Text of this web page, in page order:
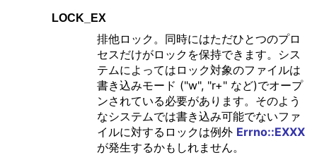
LOCK_EX
排他ロック。同時にはただひとつのプロ
セスだけがロックを保持できます。シス
テムによってはロック対象のファイルは
書き込みモード ("w", "r+" など)でオープ
ンされている必要があります。そのよう
なシステムでは書き込み可能でないファ
イルに対するロックは例外 Errno::EXXX
が発生するかもしれません。